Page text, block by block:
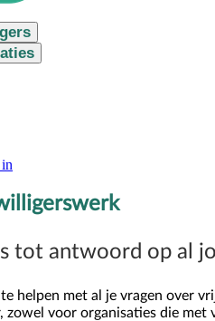
tot antwoord op al
helpen met al je vragen over
zowel voor organisaties die